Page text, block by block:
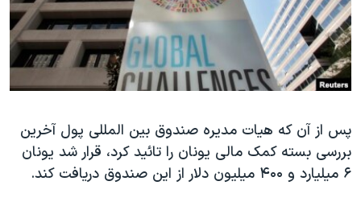
فرهنگ و زندگی
حقوق شهروندی
اقتصادی
اسرائیل در جنگ
گالری عکس
مستندها
انتخابات ریاست جمهوری آمریکا ۲۰۲۴
حمله جمهوری اسلامی به اسرائیل
ورزش زنان در ایران
اعتراضات زن، زندگی، آزادی
دنبال کنید
زبانهای مختلف
پس از آن که هيات مديره صندوق بین المللی پول آخرين
بررسی بسته کمک مالی يونان را تائيد کرد، قرار شد یونان
۶ ميليارد و ۴۰۰ ميليون دلار از اين صندوق دریافت کند.